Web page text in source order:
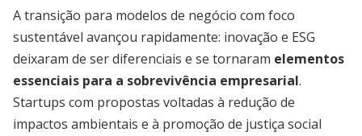
A transição para modelos de negócio com foco
sustentável avançou rapidamente: inovação e ESG
deixaram de ser diferenciais e se tornaram elementos
essenciais para a sobrevivência empresarial.
Startups com propostas voltadas à redução de
impactos ambientais e à promoção de justiça social